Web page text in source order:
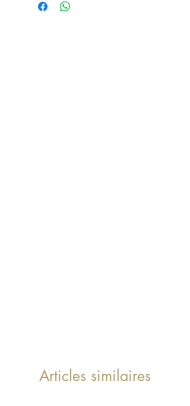
Hauteur assise: 46 cm
Articles similaires